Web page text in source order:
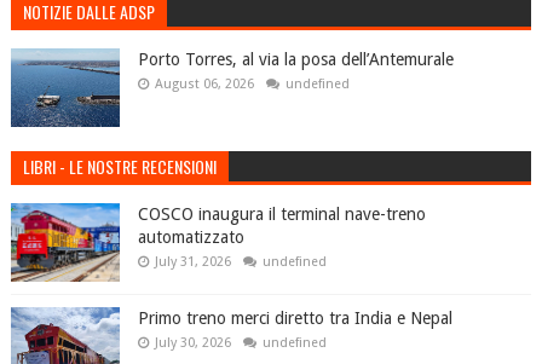
NOTIZIE DALLE ADSP
Porto Torres, al via la posa dell’Antemurale
August 06, 2026 undefined
LIBRI - LE NOSTRE RECENSIONI
COSCO inaugura il terminal nave-treno
automatizzato
July 31, 2026 undefined
Primo treno merci diretto tra India e Nepal
July 30, 2026 undefined